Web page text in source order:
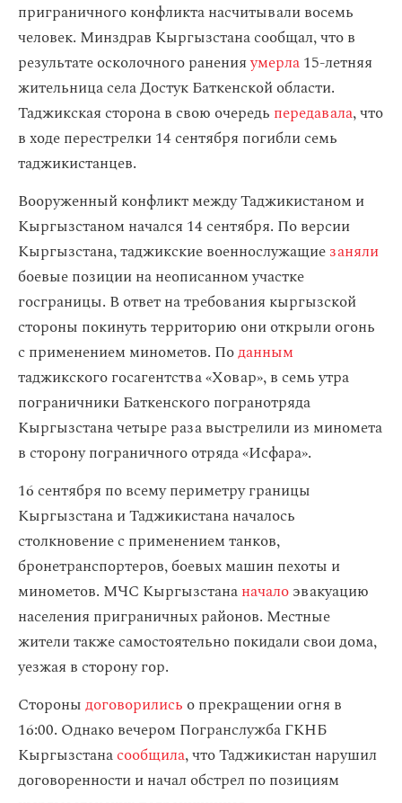
приграничного конфликта насчитывали восемь
человек. Минздрав Кыргызстана сообщал, что в
результате осколочного раненияумерла15-летняя
жительница села Достук Баткенской области.
Таджикская сторона в свою очередь передавала, что
в ходе перестрелки 14 сентября погибли семь
таджикистанцев.
Вооруженный конфликт между Таджикистаном и
Кыргызстаном начался 14 сентября. По версии
Кыргызстана, таджикские военнослужащиезаняли
боевые позиции на неописанном участке
госграницы. В ответ на требования кыргызской
стороны покинуть территорию они открыли огонь
с применением минометов. Поданным
таджикского госагентства «Ховар», в семь утра
пограничники Баткенского погранотряда
Кыргызстана четыре раза выстрелили из миномета
в сторону пограничного отряда «Исфара».
16 сентября по всему периметру границы
Кыргызстана и Таджикистана началось
столкновение с применением танков,
бронетранспортеров, боевых машин пехоты и
минометов. МЧС Кыргызстананачалоэвакуацию
населения приграничных районов. Местные
жители также самостоятельно покидали свои дома,
уезжая в сторону гор.
Стороныдоговорились о прекращении огня в
16:00. Однако вечером Погранслужба ГКНБ
Кыргызстанасообщила, что Таджикистан нарушил
договоренности и начал обстрел по позициям